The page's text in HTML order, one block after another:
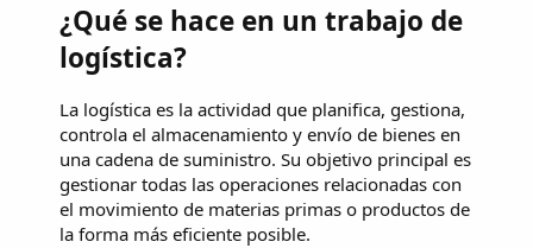
¿Qué se hace en un trabajo de
logística?
La logística es la actividad que planifica, gestiona,
controla el almacenamiento y envío de bienes en
una cadena de suministro. Su objetivo principal es
gestionar todas las operaciones relacionadas con
el movimiento de materias primas o productos de
la forma más eficiente posible.